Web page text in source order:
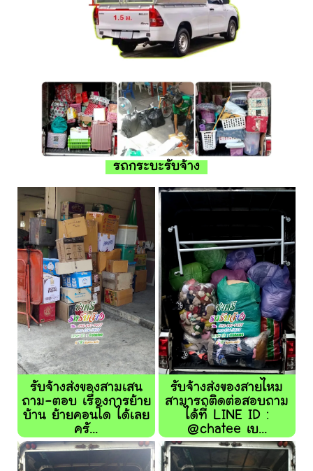
รถกระบะรับจ้าง
รับจ้างส่งของสามเสน
ถาม-ตอบ เรื่องการย้าย
บ้าน ย้ายคอนโด ได้เลย
ครั...
รับจ้างส่งของสายไหม
สามารถติดต่อสอบถาม
ได้ที่ LINE ID :
@chatee เบ...